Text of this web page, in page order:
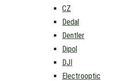
CZ
Dedal
Dentler
Dipol
DJI
Electrooptic